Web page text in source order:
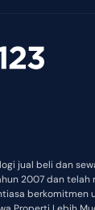
jual beli dan
2007 dan
berkomitmen